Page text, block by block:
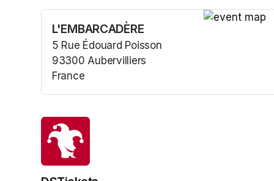
L'EMBARCADÈRE
5 Rue Édouard Poisson
93300 Aubervilliers
France